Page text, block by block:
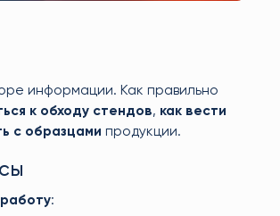
информации. Как правильно
к обходу стендов, как вести
с образцами продукции.
: